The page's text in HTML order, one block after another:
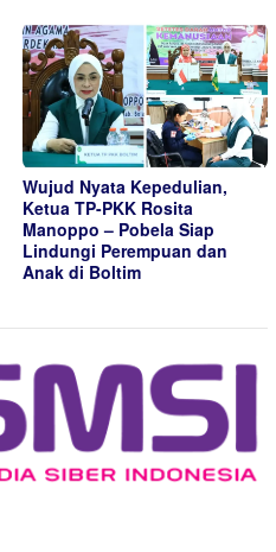
Wujud Nyata Kepedulian,
Ketua TP-PKK Rosita
Manoppo – Pobela Siap
Lindungi Perempuan dan
Anak di Boltim